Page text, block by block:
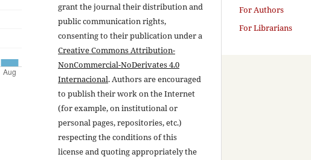
grant the journal their distribution and
public communication rights,
consenting to their publication under a
Creative Commons Attribution-
NonCommercial-NoDerivates 4.0
Internacional. Authors are encouraged
to publish their work on the Internet
(for example, on institutional or
personal pages, repositories, etc.)
respecting the conditions of this
license and quoting appropriately the
For Authors
For Librarians